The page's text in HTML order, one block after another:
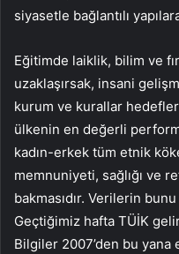
siyasetle bağlantılı
Eğitimde laiklik, bilim ve
uzaklaşırsak, insani
kurum ve kurallar
ülkenin en değerli
kadın-erkek tüm etnik
memnuniyeti, sağlığı ve
bakmasıdır. Verilerin
Geçtiğimiz hafta TÜİK gelir
Bilgiler 2007’den bu